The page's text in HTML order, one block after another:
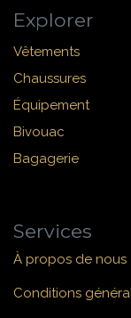
Explorer
Vêtements
Chaussures
Équipement
Bivouac
Bagagerie
Services
À propos de nous
Conditions